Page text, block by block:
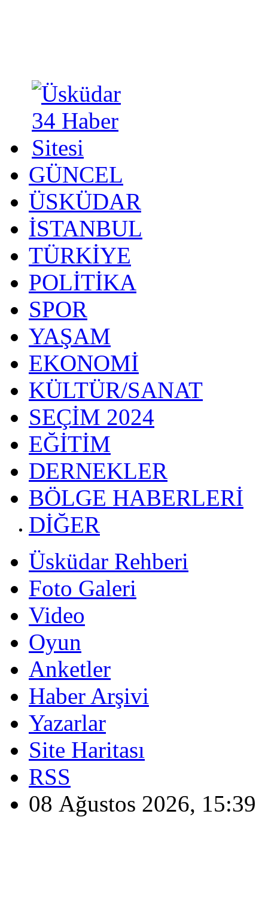
GÜNCEL
ÜSKÜDAR
İSTANBUL
TÜRKİYE
POLİTİKA
SPOR
YAŞAM
EKONOMİ
KÜLTÜR/SANAT
SEÇİM 2024
EĞİTİM
DERNEKLER
BÖLGE HABERLERİ
DİĞER
Üsküdar Rehberi
Foto Galeri
Video
Oyun
Anketler
Haber Arşivi
Yazarlar
Site Haritası
RSS
08 Ağustos 2026, 15:39